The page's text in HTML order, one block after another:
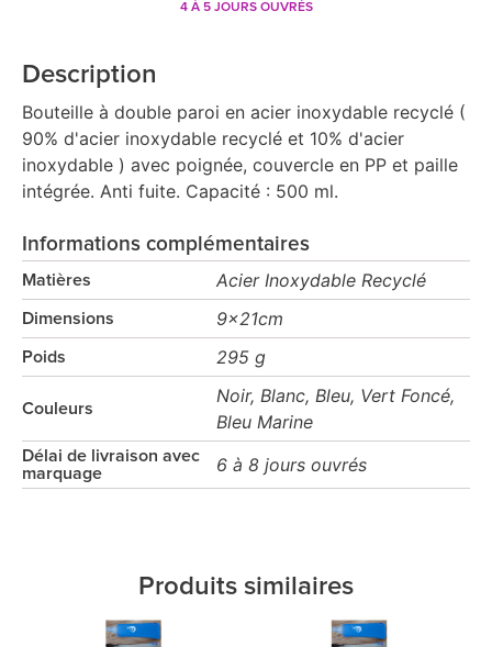
4 À 5 JOURS OUVRÉS
Description
Bouteille à double paroi en acier inoxydable recyclé (
90% d'acier inoxydable recyclé et 10% d'acier
inoxydable ) avec poignée, couvercle en PP et paille
intégrée. Anti fuite. Capacité : 500 ml.
Informations complémentaires
Matières Acier Inoxydable Recyclé
Dimensions 9x21cm
Poids 295 g
Couleurs
Noir, Blanc, Bleu, Vert Foncé,
Bleu Marine
Délai de livraison avec
marquage
6 à 8 jours ouvrés
Produits similaires